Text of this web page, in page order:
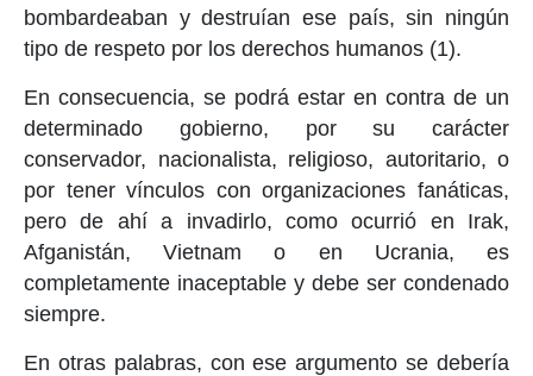
bombardeaban y destruían ese país, sin ningún
tipo de respeto por los derechos humanos (1).
En consecuencia, se podrá estar en contra de un
determinado gobierno, por su carácter
conservador, nacionalista, religioso, autoritario, o
por tener vínculos con organizaciones fanáticas,
pero de ahí a invadirlo, como ocurrió en Irak,
Afganistán, Vietnam o en Ucrania, es
completamente inaceptable y debe ser condenado
siempre.
En otras palabras, con ese argumento se debería